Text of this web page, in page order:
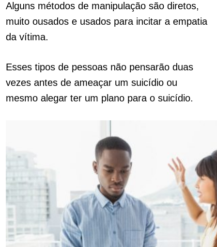
Alguns métodos de manipulação são diretos,
muito ousados ​​e usados ​​para incitar a empatia
da vítima.
Esses tipos de pessoas não pensarão duas
vezes antes de ameaçar um suicídio ou
mesmo alegar ter um plano para o suicídio.